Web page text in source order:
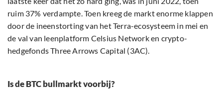
ruim 37% verdampte. Toen kreeg de markt enorme klappen
door de ineenstorting van het Terra-ecosysteem in mei en
de val van leenplatform Celsius Network en crypto-
hedgefonds Three Arrows Capital (3AC).
Is de BTC bullmarkt voorbij?